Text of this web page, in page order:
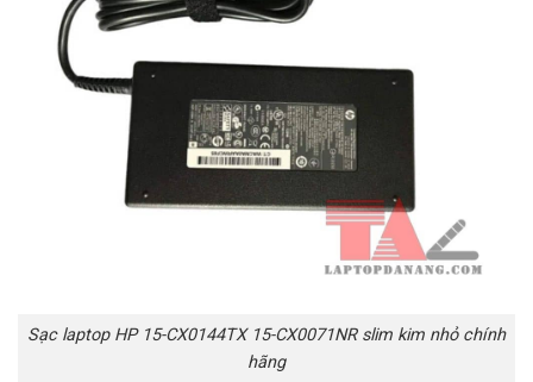
Sạc laptop HP 15-CX0144TX 15-CX0071NR slim kim nhỏ chính
hãng